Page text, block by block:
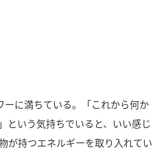
に満ちている。「これから何か
という気持ちでいると、いい感じ
が持つエネルギーを取り入れてい